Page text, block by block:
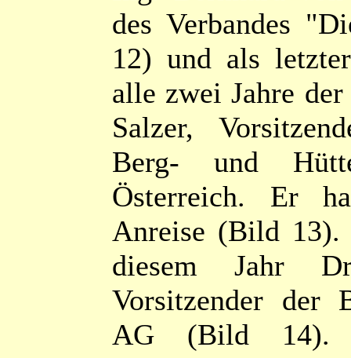
des Verbandes
12) und als
alle zwei Jahre
Salzer,
Berg- und
Österreich. Er
Anreise (Bild
diesem Jahr
Vorsitzender der
AG (Bild 14).